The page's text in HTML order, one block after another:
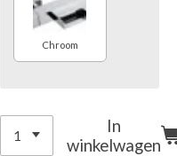
Chroom
In
winkelwagen